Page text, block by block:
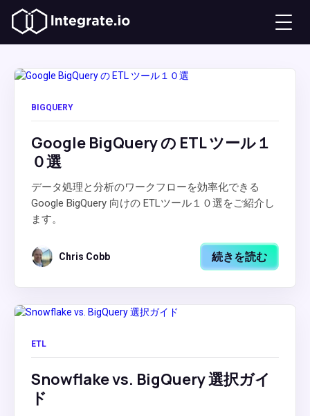
BIGQUERY
Google BigQuery の ETL ツール１
０選
データ処理と分析のワークフローを効率化できる
Google BigQuery 向けの ETLツール１０選をご紹介し
ます。
Chris Cobb 続きを読む
ETL
Snowflake vs. BigQuery 選択ガイ
ド